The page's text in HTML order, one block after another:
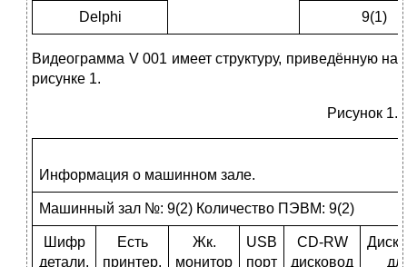
Delphi 9(1)
Видеограмма V 001 имеет структуру, приведённую на
рисунке 1.
Рисунок 1.
Информация о машинном зале.
Машинный зал №: 9(2) Количество ПЭВМ: 9(2)
Шифр
детали.
Есть
принтер.
Жк.
монитор
USB
порт
CD-RW
дисковод